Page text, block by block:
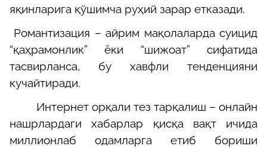
яқинларига қўшимча руҳий зарар етказади.
Романтизация – айрим мақолаларда суицид
“қаҳрамонлик” ёки “шижоат” сифатида
тасвирланса, бу хавфли тенденцияни
кучайтиради.
Интернет орқали тез тарқалиш – онлайн
нашрлардаги хабарлар қисқа вақт ичида
миллионлаб одамларга етиб бориши